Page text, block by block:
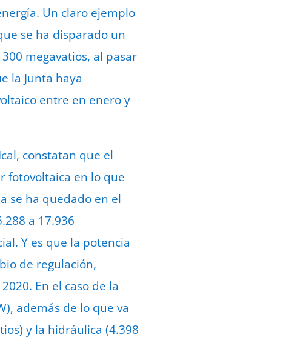
Un claro ejemplo
se ha disparado un
megavatios, al pasar
la Junta haya
entre en enero y
constatan que el
fotovoltaica en lo que
se ha quedado en el
a 17.936
Y es que la potencia
de regulación,
En el caso de la
además de lo que va
y la hidráulica (4.398